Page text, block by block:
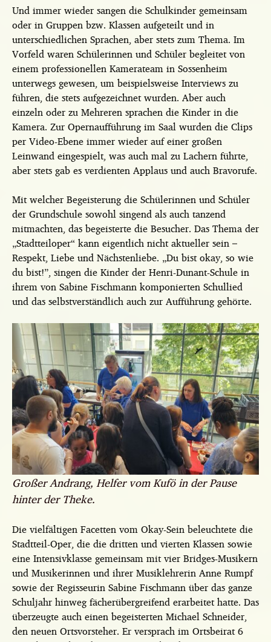
Und immer wieder sangen die Schulkinder gemeinsam
oder in Gruppen bzw. Klassen aufgeteilt und in
unterschiedlichen Sprachen, aber stets zum Thema. Im
Vorfeld waren Schülerinnen und Schüler begleitet von
einem professionellen Kamerateam in Sossenheim
unterwegs gewesen, um beispielsweise Interviews zu
führen, die stets aufgezeichnet wurden. Aber auch
einzeln oder zu Mehreren sprachen die Kinder in die
Kamera. Zur Opernaufführung im Saal wurden die Clips
per Video-Ebene immer wieder auf einer großen
Leinwand eingespielt, was auch mal zu Lachern führte,
aber stets gab es verdienten Applaus und auch Bravorufe.
Mit welcher Begeisterung die Schülerinnen und Schüler
der Grundschule sowohl singend als auch tanzend
mitmachten, das begeisterte die Besucher. Das Thema der
„Stadtteiloper“ kann eigentlich nicht aktueller sein –
Respekt, Liebe und Nächstenliebe. „Du bist okay, so wie
du bist!”, singen die Kinder der Henri-Dunant-Schule in
ihrem von Sabine Fischmann komponierten Schullied
und das selbstverständlich auch zur Aufführung gehörte.
Großer Andrang, Helfer vom Kufö in der Pause
hinter der Theke.
Die vielfältigen Facetten vom Okay-Sein beleuchtete die
Stadtteil-Oper, die die dritten und vierten Klassen sowie
eine Intensivklasse gemeinsam mit vier Bridges-Musikern
und Musikerinnen und ihrer Musiklehrerin Anne Rumpf
sowie der Regisseurin Sabine Fischmann über das ganze
Schuljahr hinweg fächerübergreifend erarbeitet hatte. Das
überzeugte auch einen begeisterten Michael Schneider,
den neuen Ortsvorsteher. Er versprach im Ortsbeirat 6